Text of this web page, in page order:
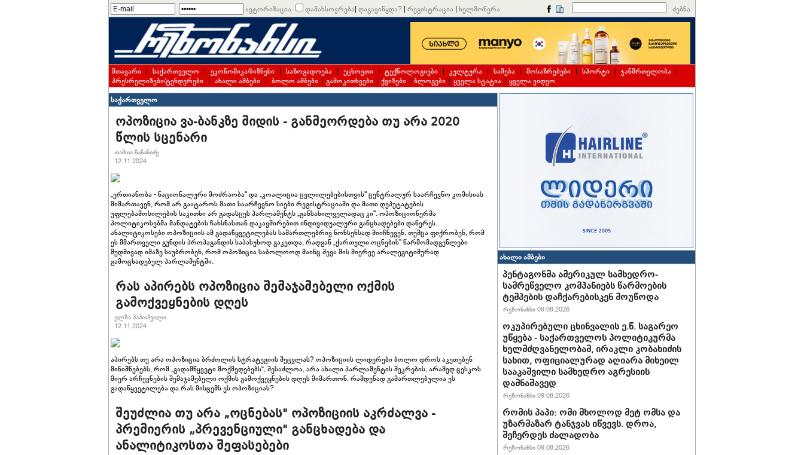
ავტორიზაცია დამახსოვრება| დაგავიწყდა? | რეგისტრაცია | ხელმოწერა ძებნა
მთავარი | საქართველო | ეკონომიკა/ბიზნესი | საზოგადოება | უცხოეთი | ტექნოლოგიები | კულტურა | სამება | მოსაზრებები | სპორტი | ჯანმრთელობა |
პრესრელიზები/ტენდერები | ახალი ამბები | ბოლო ამბები | გამოკითხვები | ქვიზები | ბლოგები | ყველა სტატია | ყველა ვიდეო
საქართველო
ოპოზიცია ვა-ბანკზე მიდის - განმეორდება თუ არა 2020
წლის სცენარი
თამთა ჩაჩანიძე
12.11.2024
„ერთიანობა - ნაციონალური მოძრაობა" და „კოალიცია ცვლილებებისთვის" ცენტრალურ საარჩევნო კომისიას
მიმართავენ, რომ არ გაატაროს მათი საარჩევნო სიები რეგისტრაციაში და მათი დეპუტატების
უფლებამოსილების საკითხი არ გადასცეს პარლამენტს „განსახილველადაც კი". ოპოზიციონერმა
პოლიტიკოსებმა მანდატების ჩახსნასთან დაკავშირებით ინდივიდუალური განცხადებები დაწერეს.
ანალიტიკოსები ოპოზიციის ამ გადაწყვეტილებას სამართლებრივ ნონსენსად მიიჩნევენ, თუმცა ფიქრობენ, რომ
ეს მმართველი გუნდის პროპაგანდის საპასუხოდ გაკეთდა, რადგან „ქართული ოცნების" წარმომადგენლები
მუდმივად იმაზე საუბრობენ, რომ ოპოზიცია საბოლოოდ მაინც შევა მის მიერვე არალეგიტიმურად
გამოცხადებულ პარლამენტში.
რას აპირებს ოპოზიცია შემაჯამებელი ოქმის
გამოქვეყნების დღეს
ელზა პაპოშვილი
12.11.2024
აპირებს თუ არა ოპოზიცია ბრძოლის სტრატეგიის შეცვლას? ოპოზიციის ლიდერები ბოლო დროს აკეთებენ
მინიშნებებს, რომ „გადამწყვეტი მოქმედებებს“, შესაძლოა, არა ახალი პარლამენტის შეკრების, არამედ ცესკოს
მიერ არჩევნების შემაჯამებელი ოქმის გამოქვეყნების დღეს მიმართონ. რამდენად გამართლებულია ეს
გადაწყვეტილება და რას მისცემს ეს ოპოზიციას?
შეუძლია თუ არა „ოცნებას" ოპოზიციის აკრძალვა -
პრემიერის „პრევენციული" განცხადება და
ანალიტიკოსთა შეფასებები
ახალი ამბები
პენტაგონმა ამერიკულ სამხედრო-
სამრეწველო კომპანიებს წარმოების
ტემპების დაჩქარებისკენ მოუწოდა
რეზონანსი 09.08.2026
ოკუპირებული ცხინვალის ე.წ. საგარეო
უწყება - საქართველოს პოლიტიკურმა
ხელმძღვანელობამ, ირაკლი კობახიძის
სახით, ოფიციალურად აღიარა მიხეილ
სააკაშვილი სამხედრო აგრესიის
დამნაშავედ
რეზონანსი 09.08.2026
რომის პაპი: ომი მხოლოდ მეტ ომსა და
უზარმაზარ ტანჯვას იწვევს. დროა,
შეჩერდეს ძალადობა
რეზონანსი 09.08.2026